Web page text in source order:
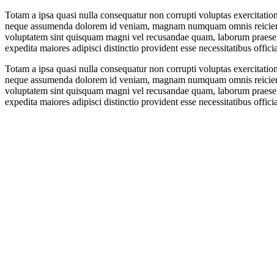
Totam a ipsa quasi nulla consequatur non corrupti voluptas
neque assumenda dolorem id veniam, magnam numquam omnis
voluptatem sint quisquam magni vel recusandae quam, laborum
expedita maiores adipisci distinctio provident esse necessitatibus
Totam a ipsa quasi nulla consequatur non corrupti voluptas
neque assumenda dolorem id veniam, magnam numquam omnis
voluptatem sint quisquam magni vel recusandae quam, laborum
expedita maiores adipisci distinctio provident esse necessitatibus